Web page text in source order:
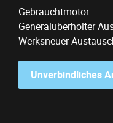
Gebrauchtmotor
Generalüberholter
Werksneuer
Unverbindliches